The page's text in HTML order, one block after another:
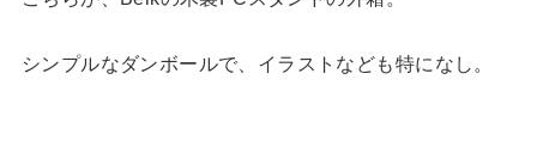
シンプルなダンボールで、イラストなども特になし。